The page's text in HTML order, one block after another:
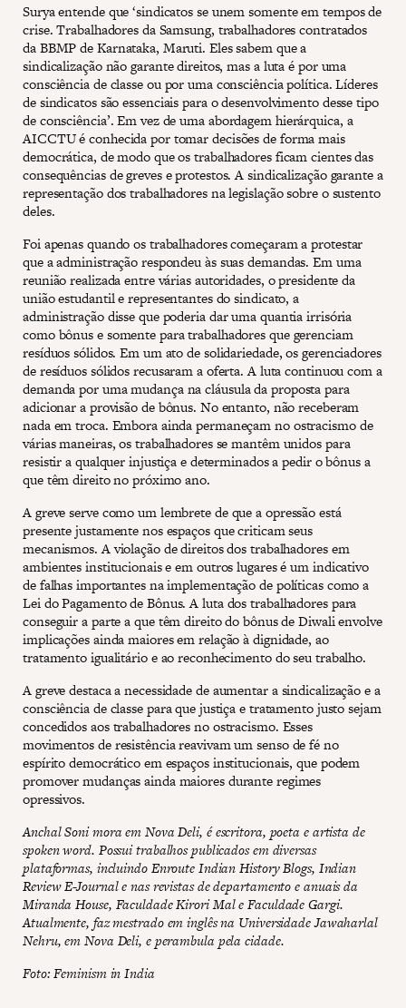
Surya entende que ‘sindicatos se unem somente em tempos de
crise. Trabalhadores da Samsung, trabalhadores contratados
da BBMP de Karnataka, Maruti. Eles sabem que a
sindicalização não garante direitos, mas a luta é por uma
consciência de classe ou por uma consciência política. Líderes
de sindicatos são essenciais para o desenvolvimento desse tipo
de consciência’. Em vez de uma abordagem hierárquica, a
AICCTU é conhecida por tomar decisões de forma mais
democrática, de modo que os trabalhadores ficam cientes das
consequências de greves e protestos. A sindicalização garante a
representação dos trabalhadores na legislação sobre o sustento
deles.
Foi apenas quando os trabalhadores começaram a protestar
que a administração respondeu às suas demandas. Em uma
reunião realizada entre várias autoridades, o presidente da
união estudantil e representantes do sindicato, a
administração disse que poderia dar uma quantia irrisória
como bônus e somente para trabalhadores que gerenciam
resíduos sólidos. Em um ato de solidariedade, os gerenciadores
de resíduos sólidos recusaram a oferta. A luta continuou com a
demanda por uma mudança na cláusula da proposta para
adicionar a provisão de bônus. No entanto, não receberam
nada em troca. Embora ainda permaneçam no ostracismo de
várias maneiras, os trabalhadores se mantêm unidos para
resistir a qualquer injustiça e determinados a pedir o bônus a
que têm direito no próximo ano.
A greve serve como um lembrete de que a opressão está
presente justamente nos espaços que criticam seus
mecanismos. A violação de direitos dos trabalhadores em
ambientes institucionais e em outros lugares é um indicativo
de falhas importantes na implementação de políticas como a
Lei do Pagamento de Bônus. A luta dos trabalhadores para
conseguir a parte a que têm direito do bônus de Diwali envolve
implicações ainda maiores em relação à dignidade, ao
tratamento igualitário e ao reconhecimento do seu trabalho.
A greve destaca a necessidade de aumentar a sindicalização e a
consciência de classe para que justiça e tratamento justo sejam
concedidos aos trabalhadores no ostracismo. Esses
movimentos de resistência reavivam um senso de fé no
espírito democrático em espaços institucionais, que podem
promover mudanças ainda maiores durante regimes
opressivos.
Anchal Soni mora em Nova Deli, é escritora, poeta e artista de
spoken word. Possui trabalhos publicados em diversas
plataformas, incluindo Enroute Indian History Blogs, Indian
Review E-Journal e nas revistas de departamento e anuais da
Miranda House, Faculdade Kirori Mal e Faculdade Gargi.
Atualmente, faz mestrado em inglês na Universidade Jawaharlal
Nehru, em Nova Deli, e perambula pela cidade.
Foto: Feminism in India